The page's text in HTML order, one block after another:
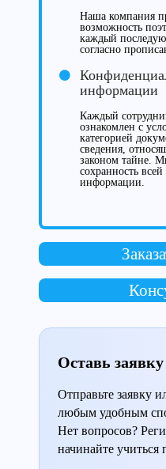
Наша компания
возможность
каждый
согласно
информации
Каждый
ознакомлен с
категорией
сведения,
законом тайне.
сохранность
информации.
Оставь
Отправьте заявку
любым удобным
Нет вопросов?
начинайте учиться